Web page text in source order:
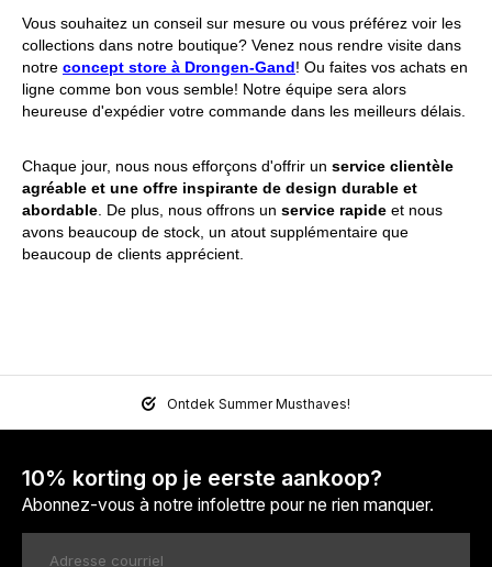
Vous souhaitez un conseil sur mesure ou vous préférez voir les
collections dans notre boutique? Venez nous rendre visite dans
notre concept store à Drongen-Gand! Ou faites vos achats en
ligne comme bon vous semble! Notre équipe sera alors
heureuse d'expédier votre commande dans les meilleurs délais.
Chaque jour, nous nous efforçons d'offrir un service clientèle
agréable et une offre inspirante de design durable et
abordable De plus, nous offrons un service rapide et nous
avons beaucoup de stock, un atout supplémentaire que
beaucoup de clients apprécient.
Ontdek Summer Musthaves!
10% korting op je eerste aankoop?
Abonnez-vous à notre infolettre pour ne rien manquer.